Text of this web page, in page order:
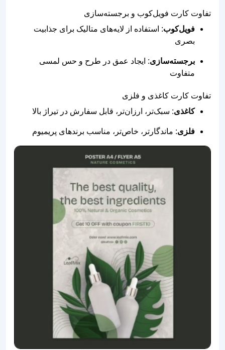
تفاوت کارت فویل‌کوب و برجسته‌سازی
فویل‌کوب: استفاده از لایه‌های متالیک برای جذابیت
بصری
برجسته‌سازی: ایجاد عمق در طرح و حس لمسی
متفاوت
تفاوت کارت کاغذی و فلزی
کاغذی: سبک‌تر، ارزان‌تر، قابل سفارش در تیراژ بالا
فلزی: ماندگارتر، خاص‌تر، مناسب برندهای پریمیوم